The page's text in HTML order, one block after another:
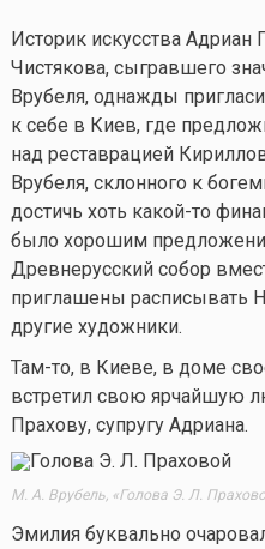
Историк искусства
Чистякова, сыгравшего
Врубеля, однажды
к себе в Киев, где
над реставрацией
Врубеля, склонного к
достичь хоть какой-то
было хорошим
Древнерусский собор
приглашены расписывать
другие художники.
Там-то, в Киеве, в доме
встретил свою ярчайшую
Прахову, супругу Адриана.
М. А. Врубель, «Голова Э. Л.
Эмилия буквально